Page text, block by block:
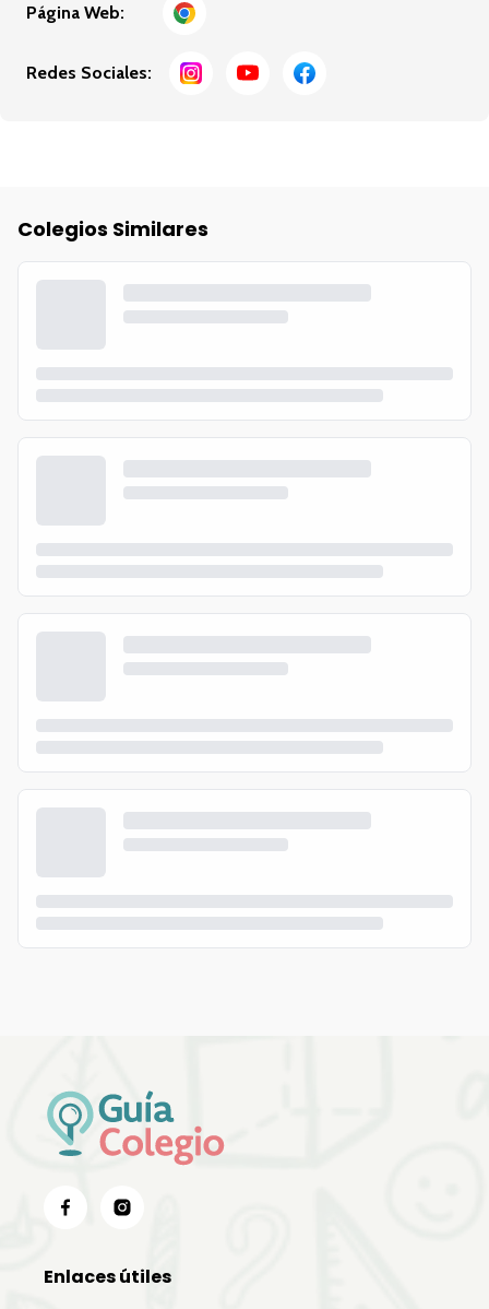
Página Web:
Redes Sociales:
Colegios Similares
Enlaces útiles